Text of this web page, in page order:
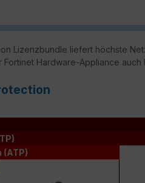
Lizenzbundle liefert höchste
Hardware-Appliance